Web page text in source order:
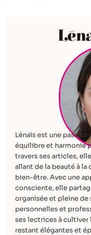
Lénaïs est une
équilibre et harmonie
travers ses articles,
allant de la beauté à la
bien-être. Avec une
consciente, elle
organisée et pleine de
personnelles et
ses lectrices à
restant élégantes et